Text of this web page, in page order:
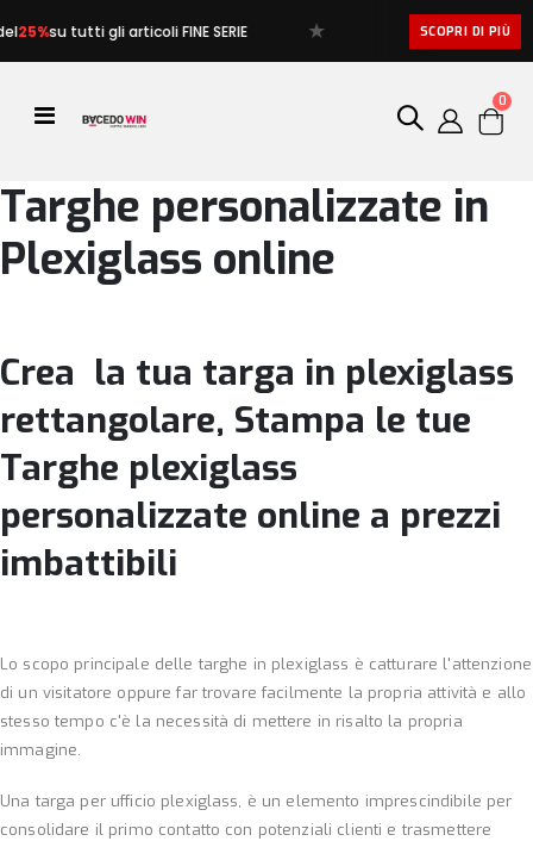
su tutti gli articoli FINE SERIE SCOPRI DI PIÙ
Toggle
Cart
0
Targhe personalizzate in
Plexiglass online
Crea la tua targa in plexiglass
rettangolare, Stampa le tue
Targhe plexiglass
personalizzate online a prezzi
imbattibili
Lo scopo principale delle targhe in plexiglass è catturare l'attenzione
di un visitatore oppure far trovare facilmente la propria attività e allo
stesso tempo c'è la necessità di mettere in risalto la propria
immagine.
Una targa per ufficio plexiglass, è un elemento imprescindibile per
consolidare il primo contatto con potenziali clienti e trasmettere